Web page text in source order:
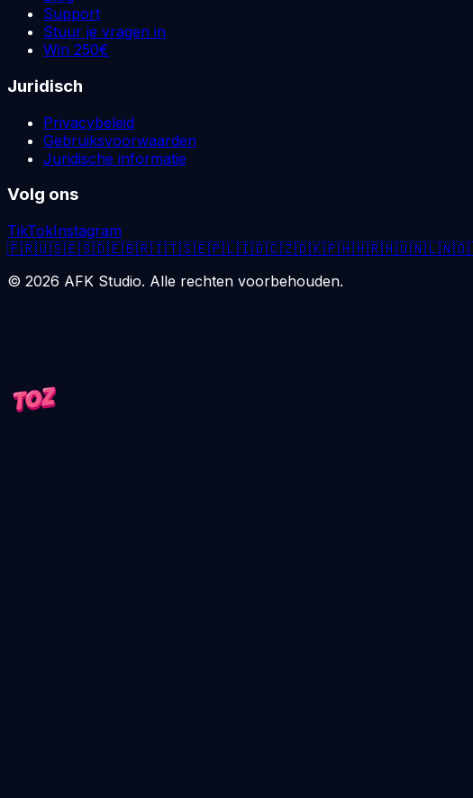
Support
Stuur je vragen in
Win 250€
Juridisch
Privacybeleid
Gebruiksvoorwaarden
Juridische informatie
Volg ons
TikTokInstagram
🇫🇷🇺🇸🇪🇸🇩🇪🇧🇷🇮🇹🇸🇪🇵🇱🇮🇩🇨🇿🇩🇰🇵🇭🇭🇷🇭🇺🇳🇱🇳🇴
© 2026 AFK Studio. Alle rechten voorbehouden.